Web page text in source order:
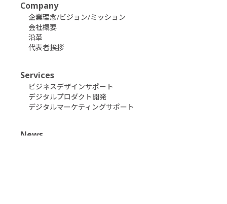
Company
企業理念/ビジョン/ミッション
会社概要
沿革
代表者挨拶
Services
ビジネスデザインサポート
デジタルプロダクト開発
デジタルマーケティングサポート
News